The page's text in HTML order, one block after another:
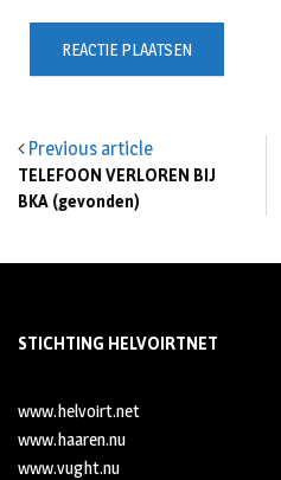
Previous article
TELEFOON VERLOREN BIJ
BKA (gevonden)
STICHTING HELVOIRTNET
www.helvoirt.net
www.haaren.nu
www.vught.nu